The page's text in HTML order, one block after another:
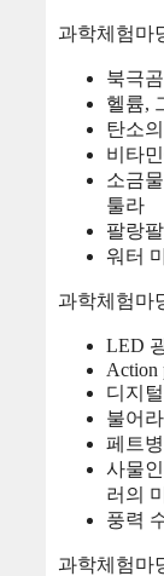
과학체험마
북극
헬륨,
탄소
비타
소금
툴라
팔랑
워터
과학체험마
LED
Action
디지
불어
페트
사물
러의
풍력
과학체험마